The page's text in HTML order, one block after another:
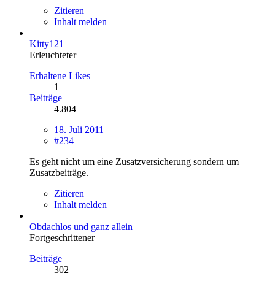
Zitieren
Inhalt melden
Kitty121
Erleuchteter
Erhaltene Likes
1
Beiträge
4.804
18. Juli 2011
#234
Es geht nicht um eine Zusatzversicherung sondern um
Zusatzbeiträge.
Zitieren
Inhalt melden
Obdachlos und ganz allein
Fortgeschrittener
Beiträge
302